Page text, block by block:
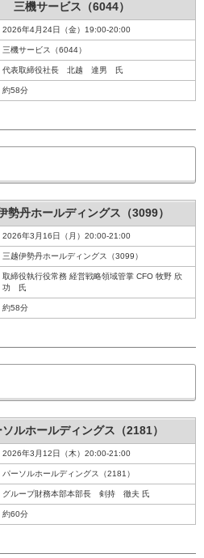
三機サービス（6044）
2026年4月24日（金）19:00-20:00
三機サービス（6044）
代表取締役社長 北越 達男 氏
約58分
勢丹ホールディングス（3099）
2026年3月16日（月）20:00-21:00
三越伊勢丹ホールディングス（3099）
取締役執行役常務 経営戦略領域管掌 CFO 牧野 欣
功 氏
約58分
ルホールディングス（2181）
2026年3月12日（木）20:00-21:00
パーソルホールディングス（2181）
グループ財務本部本部長 剣持 徹夫 氏
約60分